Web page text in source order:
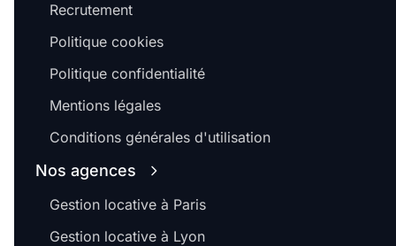
Recrutement
Politique cookies
Politique confidentialité
Mentions légales
Conditions générales d'utilisation
Nos agences
Gestion locative à Paris
Gestion locative à Lyon